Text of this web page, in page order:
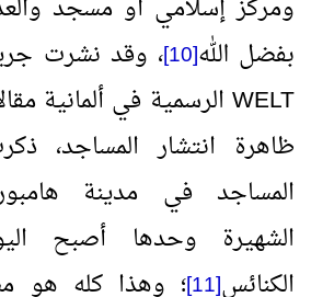
ومركز إسلامي أو مسجد
بفضل الله[10] ، وقد نشرت
WELTالرسمية في ألمانية
ظاهرة انتشار المساجد،
المساجد في مدينة
الشهيرة وحدها أصبح
الكنائس[11]
؛ وهذا كله هو